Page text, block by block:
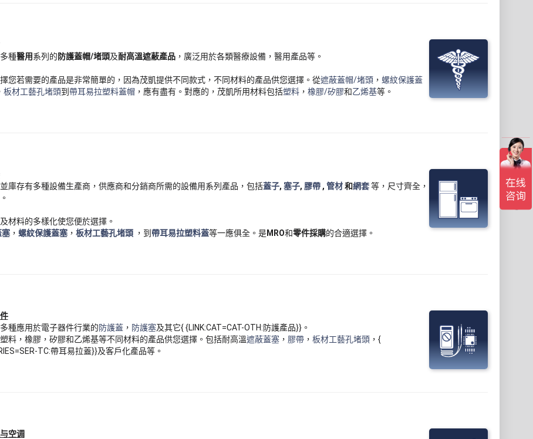
種醫用系列的防護蓋帽/堵頭及耐高溫遮蔽產品，廣泛用於各類醫療設備，醫用產品等。
您若需要的產品是非常簡單的，因為茂凱提供不同款式，不同材料的產品供您選擇。從遮蔽蓋帽/堵頭， 螺紋保護蓋
板材工藝孔堵頭到 帶耳易拉塑料蓋帽 ，應有盡有。對應的，茂凱所用材料包括塑料， 橡膠/矽膠和乙烯基等。
庫存有多種設備生產商，供應商和分銷商所需的設備用系列產品，包括蓋子, 塞子, 膠帶, 管材和網套 等，尺寸齊全，
材料的多樣化使您便於選擇。
塞， 螺紋保護蓋塞， 板材工藝孔堵頭 ，到 帶耳易拉塑料蓋等一應俱全。是MRO和零件採購的合適選擇。
種應用於電子器件行業的防護蓋， 防護塞及其它{ {LINK:CAT=CAT-OTH:防護產品}}。
料，橡膠，矽膠和乙烯基等不同材料的產品供您選擇。包括耐高溫遮蔽蓋塞， 膠帶， 板材工藝孔堵頭，{
TC:帶耳易拉蓋}}及客戶化產品等。
空调